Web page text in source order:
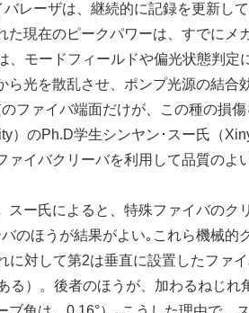
レーザは、継続的に記録を更新し
現在のピークパワーは、すでにメ
モードフィールドや偏光状態判定
光を散乱させ、ポンプ光源の結合
ファイバ端面だけが、この種の損
）のPh.D学生シンヤン･スー氏（
イバクリーバを利用して品質のよ
ー氏によると、特殊ファイバのク
のほうが結果がよい｡これら機械的
対して第2は垂直に設置したファ
）。後者のほうが、加わるねじれ